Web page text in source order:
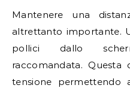
Mantenere una
altrettanto importante.
pollici dallo
raccomandata.
tensione permettendo